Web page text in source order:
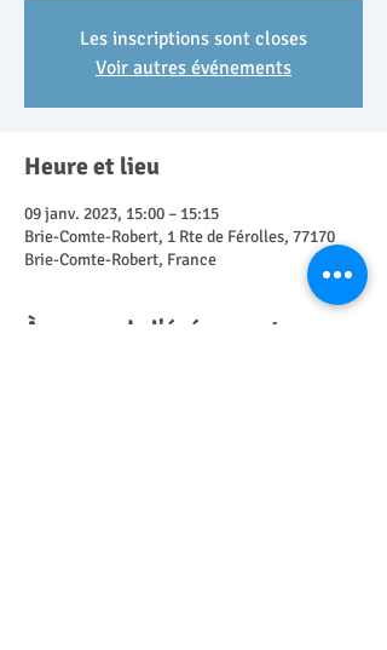
Les inscriptions sont closes
Voir autres événements
Heure et lieu
09 janv. 2023, 15:00 – 15:15
Brie-Comte-Robert, 1 Rte de Férolles, 77170
Brie-Comte-Robert, France
À propos de l'événement